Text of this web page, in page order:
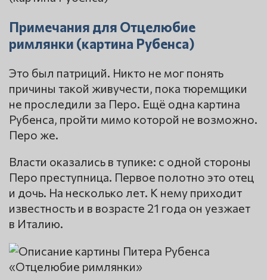
Примечания для Отцелюбие
римлянки (картина Рубенса)
Это был патриций. Никто не мог понять
причины такой живучести, пока тюремщики
не проследили за Перо. Ещё одна картина
Рубенса, пройти мимо которой не возможно.
Перо же.
Власти оказались в тупике: с одной стороны
Перо преступница. Первое полотно это отец
и дочь. На несколько лет. К нему приходит
известность и в возрасте 21 года он уезжает
в Италию.